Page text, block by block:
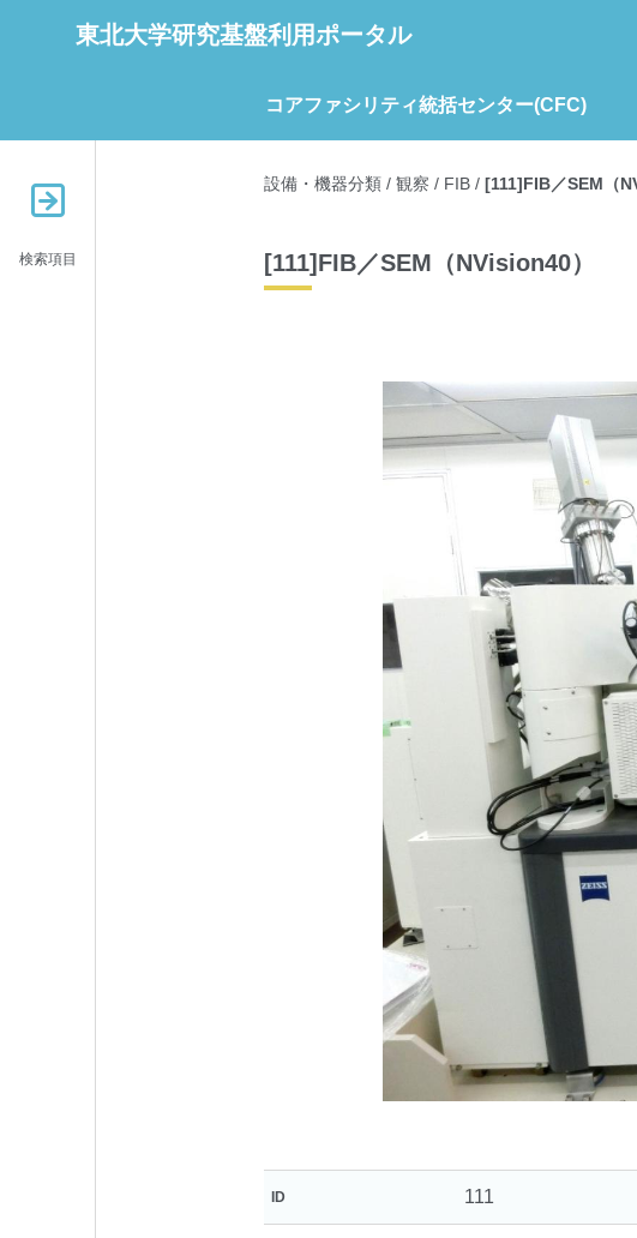
東北大学研究基盤利用ポータル
コアファシリティ統括センター(CFC)
検索項目
設備・機器分類 / 観察 / FIB / [111]FIB／SEM（
[111]FIB／SEM（NVision40）
ID 111